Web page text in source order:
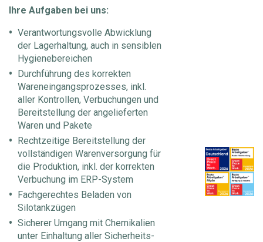
Ihre Aufgaben bei uns:
Verantwortungsvolle Abwicklung
der Lagerhaltung, auch in sensiblen
Hygienebereichen
Durchführung des korrekten
Wareneingangsprozesses, inkl.
aller Kontrollen, Verbuchungen und
Bereitstellung der angelieferten
Waren und Pakete
Rechtzeitige Bereitstellung der
vollständigen Warenversorgung für
die Produktion, inkl. der korrekten
Verbuchung im ERP-System
Fachgerechtes Beladen von
Silotankzügen
Sicherer Umgang mit Chemikalien
unter Einhaltung aller Sicherheits-